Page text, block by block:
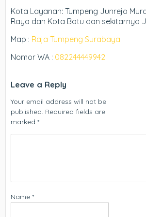
Kota Layanan: Tumpeng Junrejo
Raya dan Kota Batu dan sekitarnya
Map : Raja Tumpeng Surabaya
Nomor WA : 082244449942
Leave a Reply
Your email address will not be
published. Required fields are
marked*
Name*